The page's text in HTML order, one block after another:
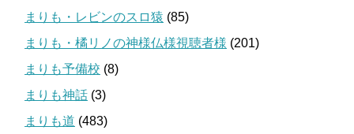
まりも・レビンのスロ猿 (85)
まりも・橘リノの神様仏様視聴者様 (201)
まりも予備校 (8)
まりも神話 (3)
まりも道 (483)